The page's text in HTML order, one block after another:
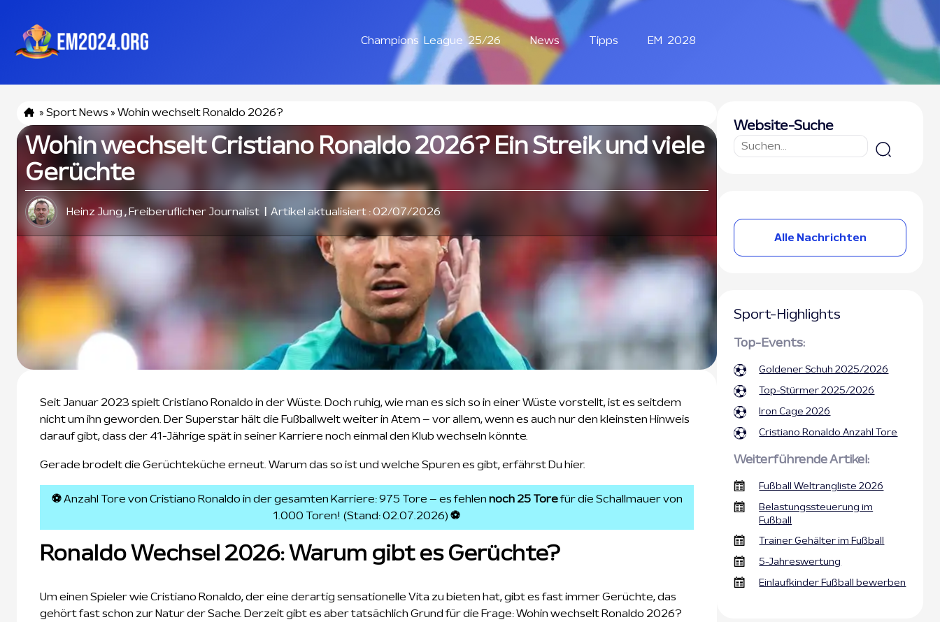
Champions League 25/26 News Tipps EM 2028
» Sport News » Wohin wechselt Ronaldo 2026?
Wohin wechselt Cristiano Ronaldo 2026? Ein Streik und viele
Gerüchte
Heinz Jung , Freiberuflicher Journalist Artikel aktualisiert : 02/07/2026
Seit Januar 2023 spielt Cristiano Ronaldo in der Wüste. Doch ruhig, wie man es sich so in einer Wüste vorstellt, ist es seitdem
nicht um ihn geworden. Der Superstar hält die Fußballwelt weiter in Atem – vor allem, wenn es auch nur den kleinsten Hinweis
darauf gibt, dass der 41-Jährige spät in seiner Karriere noch einmal den Klub wechseln könnte.
Gerade brodelt die Gerüchteküche erneut. Warum das so ist und welche Spuren es gibt, erfährst Du hier.
⚽Anzahl Tore von Cristiano Ronaldo in der gesamten Karriere: 975 Tore – es fehlen noch 25 Torefür die Schallmauer von
1.000 Toren! (Stand: 02.07.2026) ⚽
Ronaldo Wechsel 2026: Warum gibt es Gerüchte?
Um einen Spieler wie Cristiano Ronaldo, der eine derartig sensationelle Vita zu bieten hat, gibt es fast immer Gerüchte, das
gehört fast schon zur Natur der Sache. Derzeit gibt es aber tatsächlich Grund für die Frage: Wohin wechselt Ronaldo 2026?
Website-Suche
Alle Nachrichten
Sport-Highlights
Top-Events:
Goldener Schuh 2025/2026
Top-Stürmer 2025/2026
Iron Cage 2026
Cristiano Ronaldo Anzahl Tore
Weiterführende Artikel:
Fußball Weltrangliste 2026
Belastungssteuerung im
Fußball
Trainer Gehälter im Fußball
5-Jahreswertung
Einlaufkinder Fußball bewerben